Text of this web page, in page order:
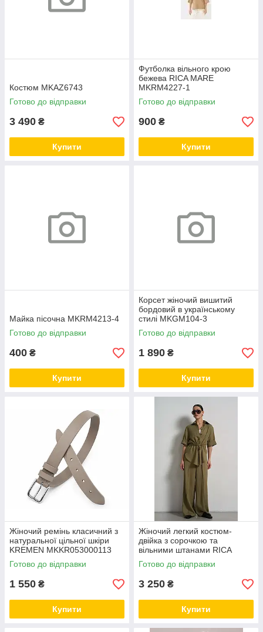
Костюм MKAZ6743
Готово до відправки
3 490 ₴
Купити
Футболка вільного крою
бежева RICA MARE
MKRM4227-1
Готово до відправки
900 ₴
Купити
Майка пісочна MKRM4213-4
Готово до відправки
400 ₴
Купити
Корсет жіночий вишитий
бордовий в українському
стилі MKGM104-3
Готово до відправки
1 890 ₴
Купити
Жіночий ремінь класичний з
натуральної цільної шкіри
KREMEN MKKR053000113
Готово до відправки
1 550 ₴
Купити
Жіночий легкий костюм-
двійка з сорочкою та
вільними штанами RICA
MARE MKRM4314
Готово до відправки
3 250 ₴
Купити